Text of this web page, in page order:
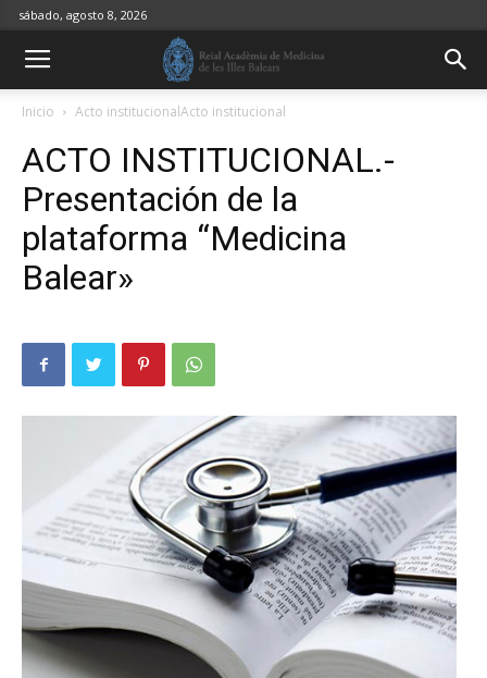
sábado, agosto 8, 2026
Inicio Acto institucionalActo institucional
ACTO INSTITUCIONAL.-
Presentación de la
plataforma “Medicina
Balear»